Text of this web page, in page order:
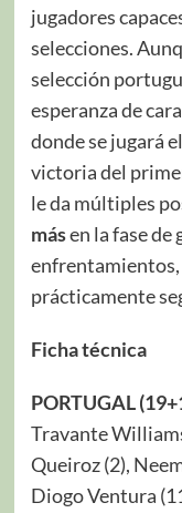
jugadores
selecciones.
selección
esperanza de
donde se jugará
victoria del
le da múltiples
másen la fase de
enfrentamientos,
prácticamente
Ficha técnica
PORTUGAL
Travante
Queiroz (2),
Diogo Ventura